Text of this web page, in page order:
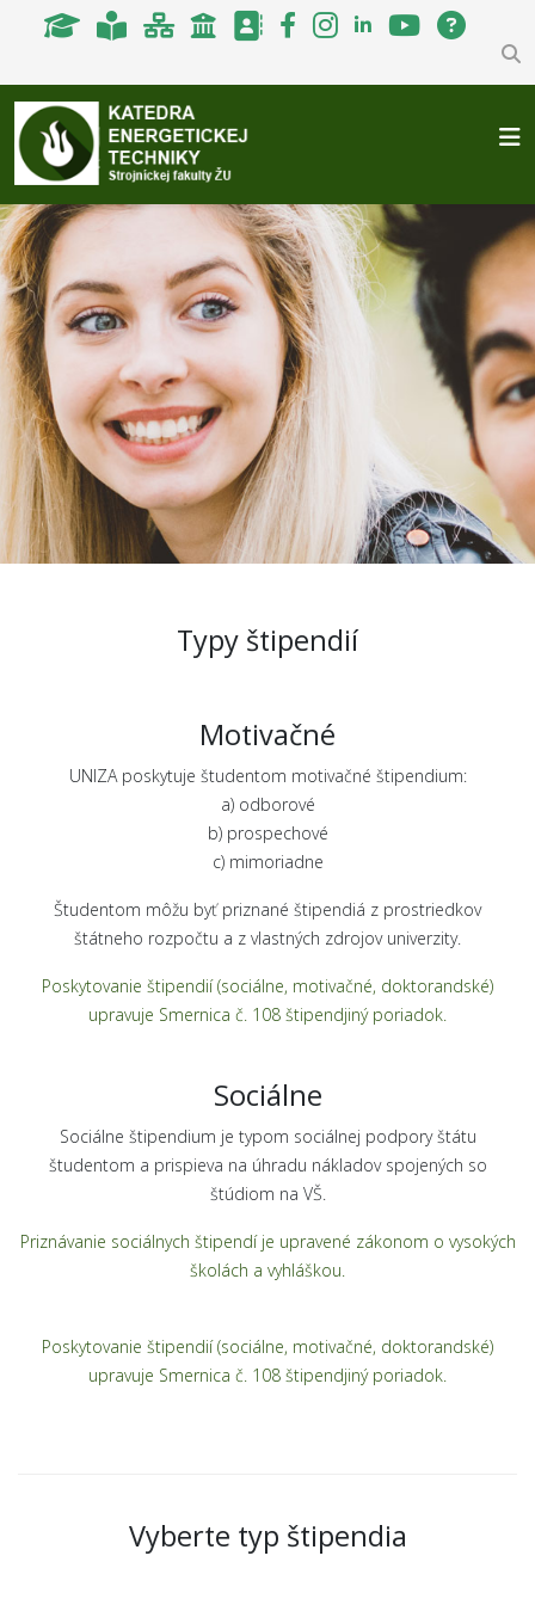
Typy štipendií
Motivačné
UNIZA poskytuje študentom motivačné štipendium:
a) odborové
b) prospechové
c) mimoriadne
Študentom môžu byť priznané štipendiá z prostriedkov
štátneho rozpočtu a z vlastných zdrojov univerzity.
Poskytovanie štipendií (sociálne, motivačné, doktorandské)
upravuje Smernica č. 108 štipendjiný poriadok.
Sociálne
Sociálne štipendium je typom sociálnej podpory štátu
študentom a prispieva na úhradu nákladov spojených so
štúdiom na VŠ.
Priznávanie sociálnych štipendí je upravené zákonom o vysokých
školách a vyhláškou.
Poskytovanie štipendií (sociálne, motivačné, doktorandské)
upravuje Smernica č. 108 štipendjiný poriadok.
Vyberte typ štipendia